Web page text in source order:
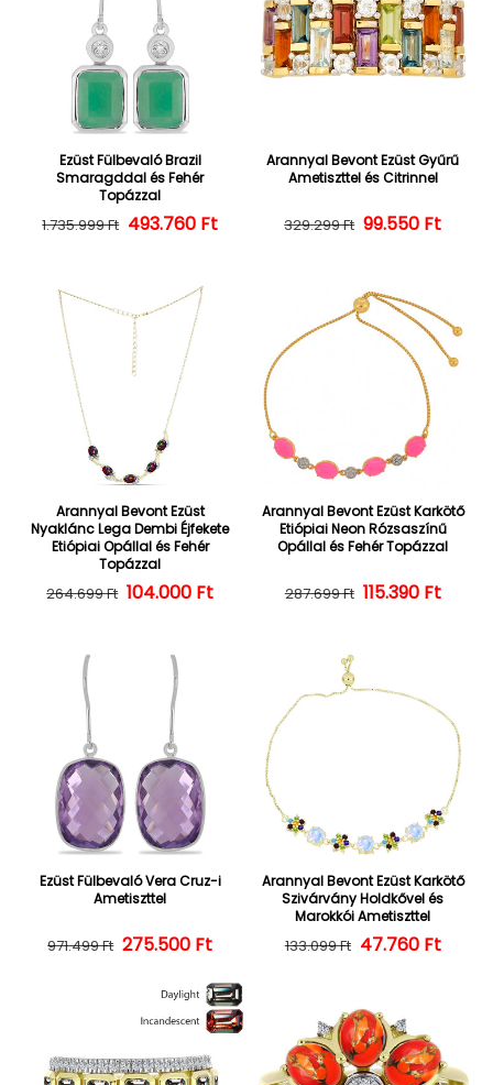
Ezüst Fülbevaló Brazil
Smaragddal és Fehér
Topázzal
Normál ár
1.735.999 Ft Kedvezményes ár
493.760 Ft
Arannyal Bevont Ezüst Gyűrű
Ametiszttel és Citrinnel
Normál ár
329.299 Ft 99.550 Ft
Arannyal Bevont Ezüst
Nyaklánc Lega Dembi Éjfekete
Etiópiai Opállal és Fehér
Topázzal
Normál ár
264.699 Ft Kedvezményes ár
104.000 Ft
Arannyal Bevont Ezüst Karkötő
Etiópiai Neon Rózsaszínű
Opállal és Fehér Topázzal
Normál ár
287.699 Ft 115.390 Ft
Ezüst Fülbevaló Vera Cruz-i
Ametiszttel
Normál ár
971.499 Ft Kedvezményes ár
275.500 Ft
Arannyal Bevont Ezüst Karkötő
Szivárvány Holdkővel és
Marokkói Ametiszttel
Normál ár
133.099 Ft 47.760 Ft